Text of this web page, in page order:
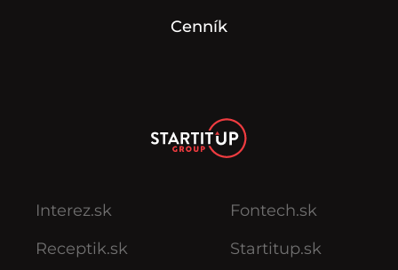
Cenník
Interez.sk
Receptik.sk
Fontech.sk
Startitup.sk